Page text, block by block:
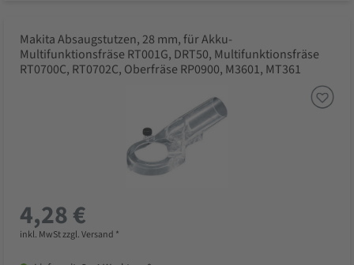
Makita Absaugstutzen, 28 mm, für Akku-
Multifunktionsfräse RT001G, DRT50, Multifunktionsfräse
RT0700C, RT0702C, Oberfräse RP0900, M3601, MT361
4,28 €
inkl. MwSt zzgl. Versand *